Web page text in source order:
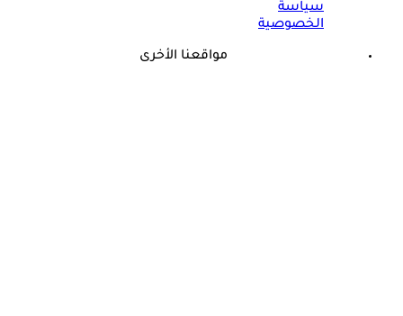
سياسة
الخصوصية
مواقعنا الأخرى